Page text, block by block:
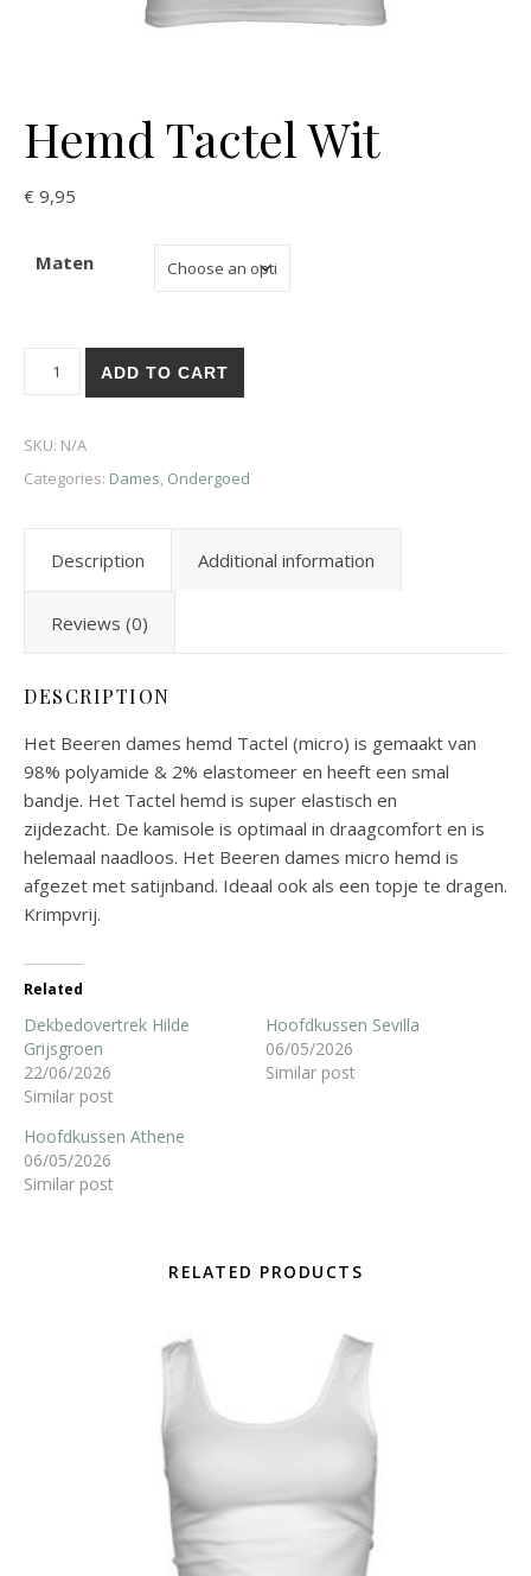
Hemd Tactel Wit
€ 9,95
Maten
ADD TO CART
SKU: N/A
Categories: Dames, Ondergoed
Description Additional information
Reviews (0)
DESCRIPTION
Het Beeren dames hemd Tactel (micro) is gemaakt van
98% polyamide & 2% elastomeer en heeft een smal
bandje. Het Tactel hemd is super elastisch en
zijdezacht. De kamisole is optimaal in draagcomfort en is
helemaal naadloos. Het Beeren dames micro hemd is
afgezet met satijnband. Ideaal ook als een topje te dragen.
Krimpvrij.
Related
Dekbedovertrek Hilde
Grijsgroen
22/06/2026
Similar post
Hoofdkussen Sevilla
06/05/2026
Similar post
Hoofdkussen Athene
06/05/2026
Similar post
RELATED PRODUCTS